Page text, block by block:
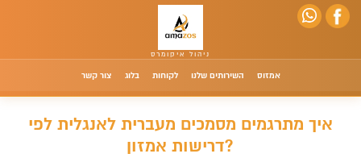
אמזוס השירותים שלנו לקוחות בלוג צור קשר
איך מתרגמים מסמכים מעברית לאנגלית לפי
דרישות אמזון?